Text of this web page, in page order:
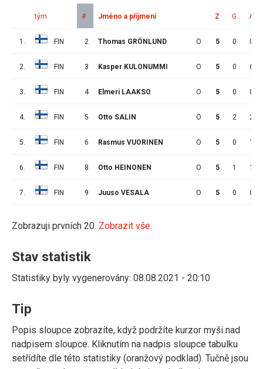
tým # Jméno a příjmení Z G A
1. FIN 2 Thomas GRÖNLUND O 5 0 0
2. FIN 3 Kasper KULONUMMI O 5 0 6
3. FIN 4 Elmeri LAAKSO O 5 0 0
4. FIN 5 Otto SALIN O 5 2 2
5. FIN 6 Rasmus VUORINEN O 5 0 1
6. FIN 8 Otto HEINONEN O 5 1 1
7. FIN 9 Juuso VESALA O 5 0 0
Zobrazuji prvních 20. Zobrazit vše.
Stav statistik
Statistiky byly vygenerovány: 08.08.2021 - 20:10
Tip
Popis sloupce zobrazíte, když podržíte kurzor myši nad
nadpisem sloupce. Kliknutím na nadpis sloupce tabulku
setřídíte dle této statistiky (oranžový podklad). Tučně jsou